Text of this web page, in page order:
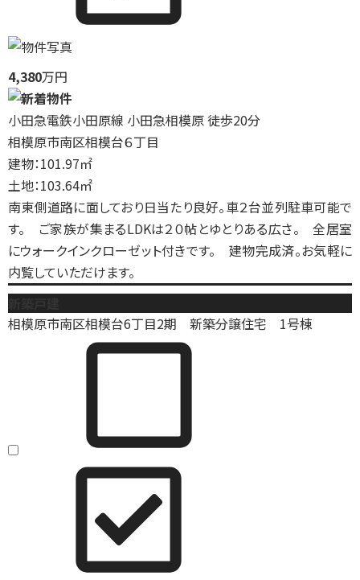
4,380万円
小田急電鉄小田原線 小田急相模原 徒歩20分
相模原市南区相模台６丁目
建物：101.97㎡
土地：103.64㎡
南東側道路に面しており日当たり良好。車２台並列駐車可能で
す。 ご家族が集まるLDKは２０帖とゆとりある広さ。 全居室
にウォークインクローゼット付きです。 建物完成済。お気軽に
内覧していただけます。
相模原市南区相模台6丁目2期 新築分譲住宅 1号棟